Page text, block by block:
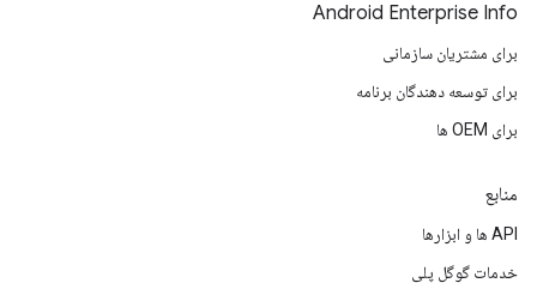
Android Enterprise Info
برای مشتریان سازمانی
برای توسعه دهندگان برنامه
برای OEM ها
منابع
API ها و ابزارها
خدمات گوگل پلی